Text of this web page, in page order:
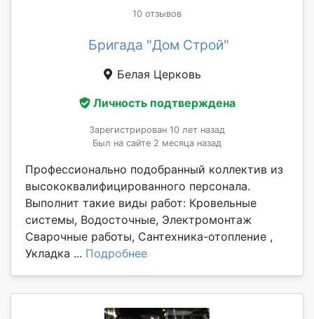
10 отзывов
Бригада "Дом Строй"
Белая Церковь
Личность подтверждена
Зарегистрирован 10 лет назад
Был на сайте 2 месяца назад
Профессионально подобранный коллектив из
высококвалифицированного персонала.
Выполнит такие виды работ: Кровельные
системы, Водосточные, Электромонтаж
Сварочные работы, Сантехника-отопление ,
Укладка ... Подробнее